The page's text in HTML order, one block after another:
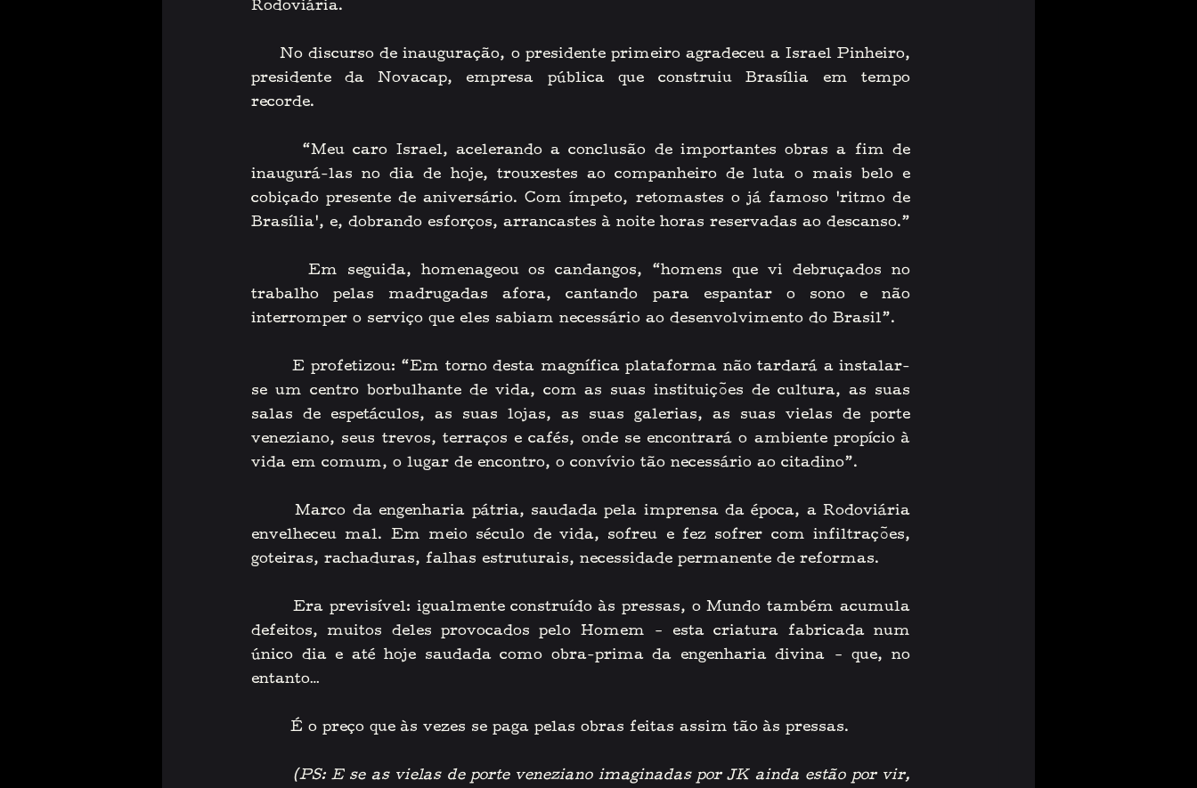
Rodoviária.
No discurso de inauguração, o presidente primeiro agradeceu a Israel Pinheiro,
presidente da Novacap, empresa pública que construiu Brasília em tempo
recorde.
“Meu caro Israel, acelerando a conclusão de importantes obras a fim de
inaugurá-las no dia de hoje, trouxestes ao companheiro de luta o mais belo e
cobiçado presente de aniversário. Com ímpeto, retomastes o já famoso ‘ritmo de
Brasília’, e, dobrando esforços, arrancastes à noite horas reservadas ao descanso.”
Em seguida, homenageou os candangos, “homens que vi debruçados no
trabalho pelas madrugadas afora, cantando para espantar o sono e não
interromper o serviço que eles sabiam necessário ao desenvolvimento do Brasil”.
E profetizou: “Em torno desta magnífica plataforma não tardará a instalar-
se um centro borbulhante de vida, com as suas instituições de cultura, as suas
salas de espetáculos, as suas lojas, as suas galerias, as suas vielas de porte
veneziano, seus trevos, terraços e cafés, onde se encontrará o ambiente propício à
vida em comum, o lugar de encontro, o convívio tão necessário ao citadino”.
Marco da engenharia pátria, saudada pela imprensa da época, a Rodoviária
envelheceu mal. Em meio século de vida, sofreu e fez sofrer com infiltrações,
goteiras, rachaduras, falhas estruturais, necessidade permanente de reformas.
Era previsível: igualmente construído às pressas, o Mundo também acumula
defeitos, muitos deles provocados pelo Homem – esta criatura fabricada num
único dia e até hoje saudada como obra-prima da engenharia divina – que, no
entanto…
É o preço que às vezes se paga pelas obras feitas assim tão às pressas.
(PS: E se as vielas de porte veneziano imaginadas por JK ainda estão por vir,